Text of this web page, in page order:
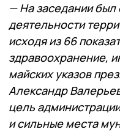
— На заседании был
деятельности
исходя из 66
здравоохранение,
майских указов
Александр
цель
и сильные места